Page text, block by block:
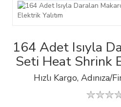
164 Adet Isıyla
Seti Heat Shrink
Hızlı Kargo, Adınıza/